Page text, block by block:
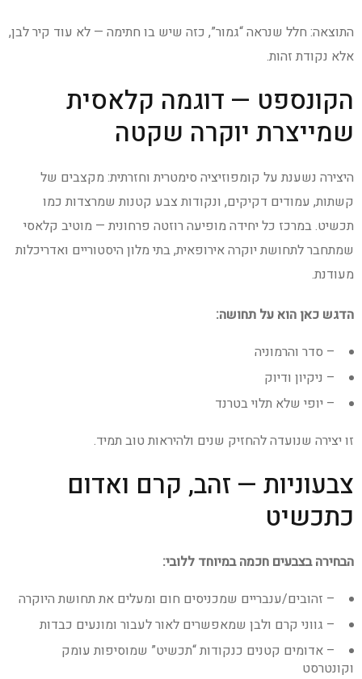
התוצאה: חלל שנראה “גמור”, כזה שיש בו חתימה — לא עוד קיר לבן,
אלא נקודת זהות.
הקונספט — דוגמה קלאסית
שמייצרת יוקרה שקטה
היצירה נשענת על קומפוזיציה סימטרית וחזרתית: מקצבים של
קשתות, עמודים דקיקים, ונקודות צבע קטנות שמרצדות כמו
תכשיט. במרכז כל יחידה מופיעה רוזטה פרחונית — מוטיב קלאסי
שמתחבר לתחושת יוקרה אירופאית, בתי מלון היסטוריים ואדריכלות
מעודנת.
הדגש כאן הוא על תחושה:
– סדר והרמוניה
– ניקיון ודיוק
– יופי שלא תלוי בטרנד
זו יצירה שנועדה להחזיק שנים ולהיראות טוב תמיד.
צבעוניות — זהב, קרם ואדום
כתכשיט
הבחירה בצבעים חכמה במיוחד ללובי:
– זהובים/ענבריים שמכניסים חום ומעלים את תחושת היוקרה
– גווני קרם ולבן שמאפשרים לאור לעבור ומונעים כבדות
– אדומים קטנים כנקודות “תכשיט” שמוסיפות עומק
וקונטרסט